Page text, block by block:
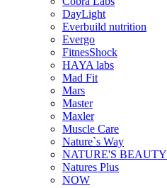
DayLight
Everbuild nutrition
Evergo
FitnesShock
HAYA labs
Mad Fit
Mars
Master
Maxler
Muscle Care
Nature`s Way
NATURE'S BEAUTY
Natures Plus
NOW